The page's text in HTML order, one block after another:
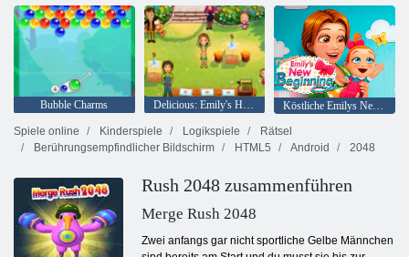
Bubble Charms Delicious: Emily's Home, Sweet Home
Köstliche Emilys New Beginning
Spiele online
Kinderspiele Logikspiele
Rätsel
Berührungsempfindlicher Bildschirm
HTML5 Android 2048
Rush 2048 zusammenführen
Merge Rush 2048
Zwei anfangs gar nicht sportliche Gelbe Männchen